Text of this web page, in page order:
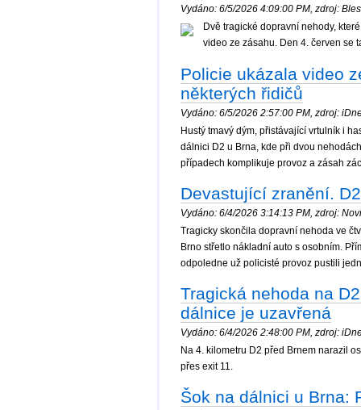
Vydáno: 6/5/2026 4:09:00 PM, zdroj:
Dvě tragické dopravní nehody,
video ze zásahu. Den 4. červen se
Policie ukázala video
některých řidičů
Vydáno: 6/5/2026 2:57:00 PM, zdroj:
Hustý tmavý dým, přistávající vrtulník i
dálnici D2 u Brna, kde při dvou
případech komplikuje provoz a zásah
Devastující zranění.
Vydáno: 6/4/2026 3:14:13 PM, zdroj:
Tragicky skončila dopravní nehoda ve
Brno střetlo nákladní auto s osobním.
odpoledne už policisté provoz pustili
Tragická nehoda na
dálnice je uzavřená
Vydáno: 6/4/2026 2:48:00 PM, zdroj:
Na 4. kilometru D2 před Brnem narazil
přes exit 11.
Šok na dálnici u Brna: